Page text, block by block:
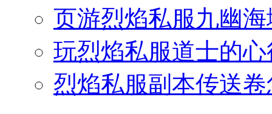
页游烈焰私服九幽
玩烈焰私服道士的
烈焰私服副本传送